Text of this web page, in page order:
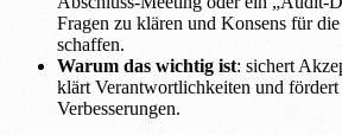
Fragen zu klären und Konsens für
schaffen.
Warum das wichtig ist: sichert
klärt Verantwortlichkeiten und
Verbesserungen.